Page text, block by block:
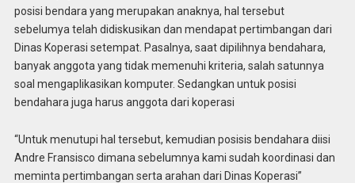
posisi bendara yang merupakan anaknya, hal tersebut
sebelumya telah didiskusikan dan mendapat pertimbangan dari
Dinas Koperasi setempat. Pasalnya, saat dipilihnya bendahara,
banyak anggota yang tidak memenuhi kriteria, salah satunnya
soal mengaplikasikan komputer. Sedangkan untuk posisi
bendahara juga harus anggota dari koperasi
“Untuk menutupi hal tersebut, kemudian posisis bendahara diisi
Andre Fransisco dimana sebelumnya kami sudah koordinasi dan
meminta pertimbangan serta arahan dari Dinas Koperasi”